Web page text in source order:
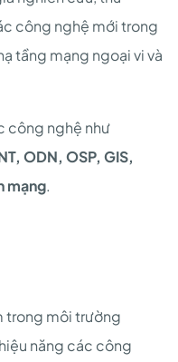
công nghệ mới trong
tầng mạng ngoại vi và
công nghệ như
ODN, OSP, GIS,
mạng.
trong môi trường
năng các công